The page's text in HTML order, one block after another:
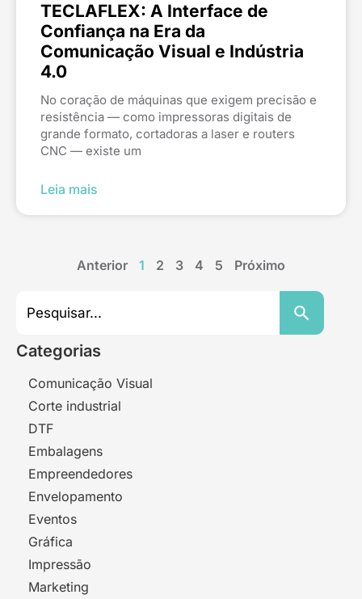
for:
Search Button
Categorias
Comunicação Visual
Corte industrial
DTF
Embalagens
Empreendedores
Envelopamento
Eventos
Gráfica
Impressão
Marketing
TECLAFLEX: A Interface de
Confiança na Era da
Comunicação Visual e Indústria
4.0
No coração de máquinas que exigem precisão e
resistência — como impressoras digitais de
grande formato, cortadoras a laser e routers
CNC — existe um
Leia mais
Anterior 1 2 3 4 5 Próximo